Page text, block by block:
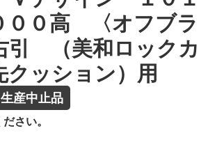
０高 〈オフブラ
（美和ロックカ
ッション）用
産中止品
さい。